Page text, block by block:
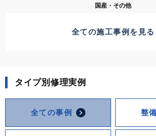
国産・その他
全ての施工事例を見る
タイプ別修理実例
全ての事例 整